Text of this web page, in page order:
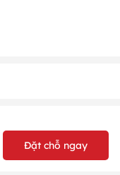
Đặt chỗ ngay